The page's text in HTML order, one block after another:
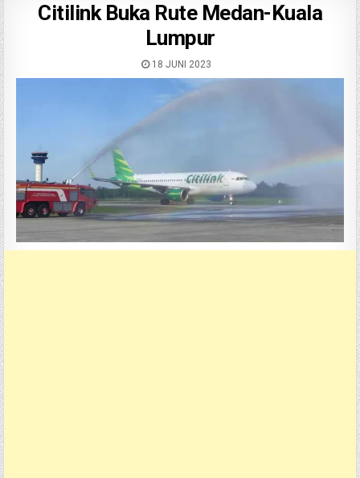
Citilink Buka Rute Medan-Kuala
Lumpur
18 JUNI 2023